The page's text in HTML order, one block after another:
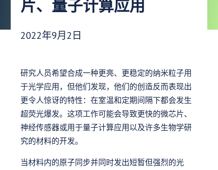
片、量子计算应用
发布日期：
2022年9月2日
研究人员希望合成一种更亮、更稳定的纳米粒子用
于光学应用，但他们发现，他们的创造反而表现出
更令人惊讶的特性：在室温和定期间隔下都会发生
超荧光爆发。这项工作可能会导致更快的微芯片、
神经传感器或用于量子计算应用以及许多生物学研
究的材料的开发。
当材料内的原子同步并同时发出短暂但强烈的光